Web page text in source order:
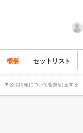
概要 セットリスト
▼公演情報について指摘/訂正する